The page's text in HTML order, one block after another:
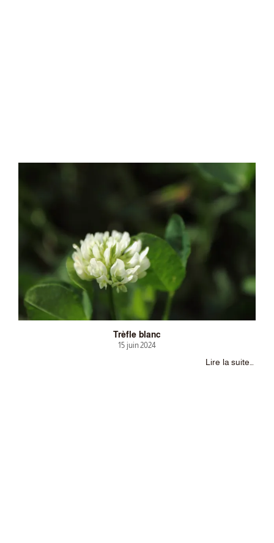
Trèfle blanc
15 juin 2024
Lire la suite…